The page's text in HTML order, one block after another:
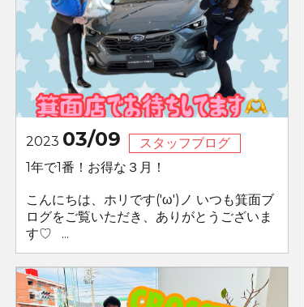
2023 03/09
スタッフブログ
1年で1番！お得な３月！
こんにちは、ホリです('ω')ノ いつも箕面ブ
ログをご覧いただき、ありがとうございま
す♡ ...